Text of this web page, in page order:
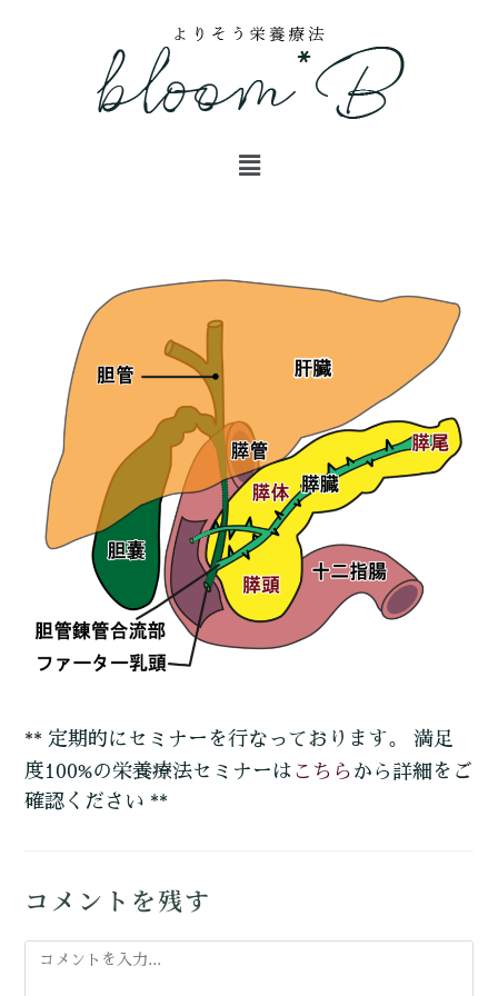
** 定期的にセミナーを行なっております。 満足
度100%の栄養療法セミナーは こちら から詳細をご
確認ください **
コメントを残す